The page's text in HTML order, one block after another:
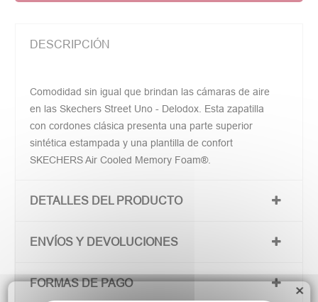
DESCRIPCIÓN
Comodidad sin igual que brindan las cámaras de aire
en las Skechers Street Uno - Delodox. Esta zapatilla
con cordones clásica presenta una parte superior
sintética estampada y una plantilla de confort
SKECHERS Air Cooled Memory Foam®.
DETALLES DEL PRODUCTO
ENVÍOS Y DEVOLUCIONES
FORMAS DE PAGO ×